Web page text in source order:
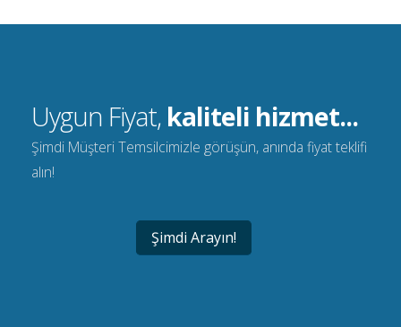
Uygun Fiyat, kaliteli hizmet...
Şimdi Müşteri Temsilcimizle görüşün, anında fiyat teklifi
alın!
Şimdi Arayın!